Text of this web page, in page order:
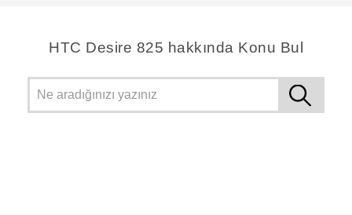
HTC Desire 825 hakkında Konu Bul